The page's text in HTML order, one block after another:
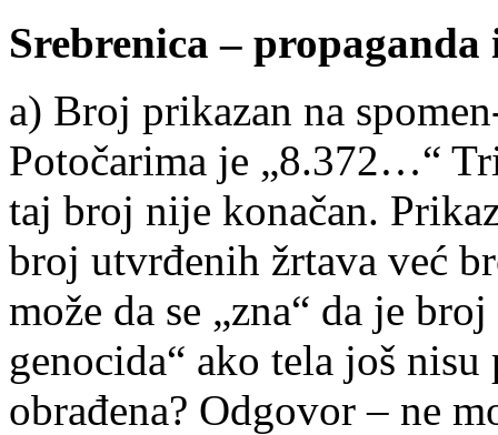
Srebrenica – propaganda
a) Broj prikazan na
Potočarima je „8.372…“
taj broj nije konačan.
broj utvrđenih žrtava već
može da se „zna“ da je
genocida“ ako tela još
obrađena? Odgovor – ne